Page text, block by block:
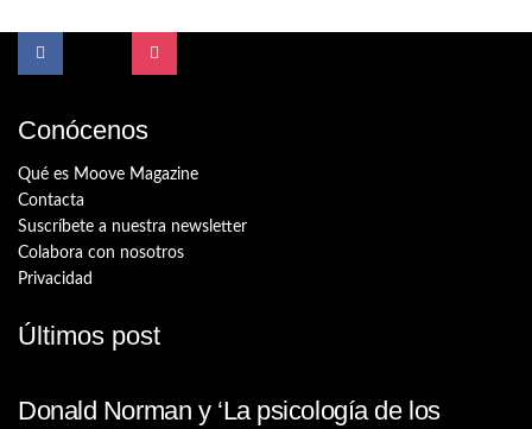
Conócenos
Qué es Moove Magazine
Contacta
Suscríbete a nuestra newsletter
Colabora con nosotros
Privacidad
Últimos post
Donald Norman y ‘La psicología de los